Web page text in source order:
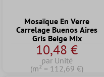
Mosaïque En Verre
Carrelage Buenos Aires
Gris Beige Mix
10,48 €
par Unité
(m² = 112,69 €)